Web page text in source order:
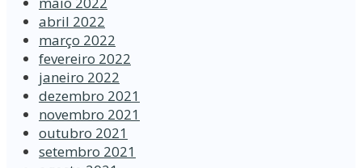
abril 2022
março 2022
fevereiro 2022
janeiro 2022
dezembro 2021
novembro 2021
outubro 2021
setembro 2021